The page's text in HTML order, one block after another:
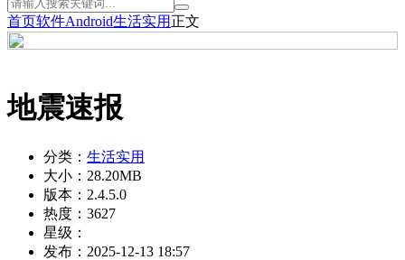
首页软件Android生活实用 正文
地震速报
分类： 生活实用
大小： 28.20MB
版本： 2.4.5.0
热度： 3627
星级：
发布： 2025-12-13 18:57